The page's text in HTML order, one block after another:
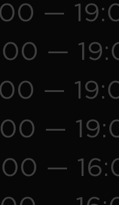
—
—
—
—
—